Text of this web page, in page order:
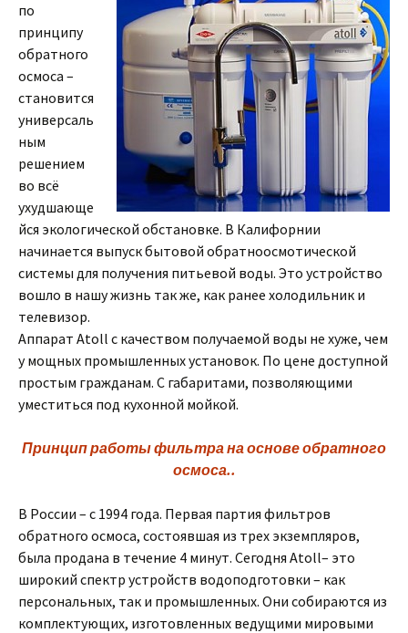
по
принципу
обратного
осмоса –
становится
универсаль
ным
решением
во всё
ухудшающе
йся экологической обстановке. В Калифорнии
начинается выпуск бытовой обратноосмотической
системы для получения питьевой воды. Это устройство
вошло в нашу жизнь так же, как ранее холодильник и
телевизор.
Аппарат Atoll с качеством получаемой воды не хуже, чем
у мощных промышленных установок. По цене доступной
простым гражданам. С габаритами, позволяющими
уместиться под кухонной мойкой.
Принцип работы фильтра на основе обратного
осмоса..
В России – с 1994 года. Первая партия фильтров
обратного осмоса, состоявшая из трех экземпляров,
была продана в течение 4 минут. Сегодня Atoll– это
широкий спектр устройств водоподготовки – как
персональных, так и промышленных. Они собираются из
комплектующих, изготовленных ведущими мировыми